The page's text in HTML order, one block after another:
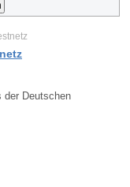
der Deutschen